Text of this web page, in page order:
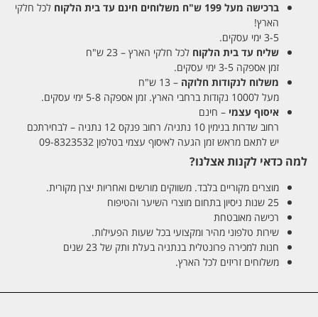
ברכישה מעל 199 ש"ח משלוחים חינם עד בית הלקוח לכל חלקי
הארץ!
3-5 ימי עסקים.
שליח עד בית הלקוח לכל חלקי הארץ – 23 ש"ח
זמן אספקה 3-5 ימי עסקים.
משלוח לנקודות חלוקה – 13 ש"ח
מעל ל1000 נקודות ברחבי הארץ. זמן אספקה 5-8 ימי עסקים.
איסוף עצמי – חינם
רחוב שדרות בנימין 10 נתניה/ רחוב פנקס 12 נתניה – לבחירתכם
יש לתאם מראש זמן הגעה לאיסוף עצמי בטלפון 09-8323532
למה כדאי לקנות אצלנו?
מוצרים מקוריים בלבד. משווקים מורשים ואחריות יצרן מקורית.
25 שנות ניסיון בתחום מוצרי השיער והטיפוח
רכישה מאובטחת
שירות טלפוני מהיר ומקצועי בכל שעות הפעילות.
חנות למכירה פרונטלית בנתניה בעלת ותק של 23 שנים
משלוחים זריזים לכל הארץ.